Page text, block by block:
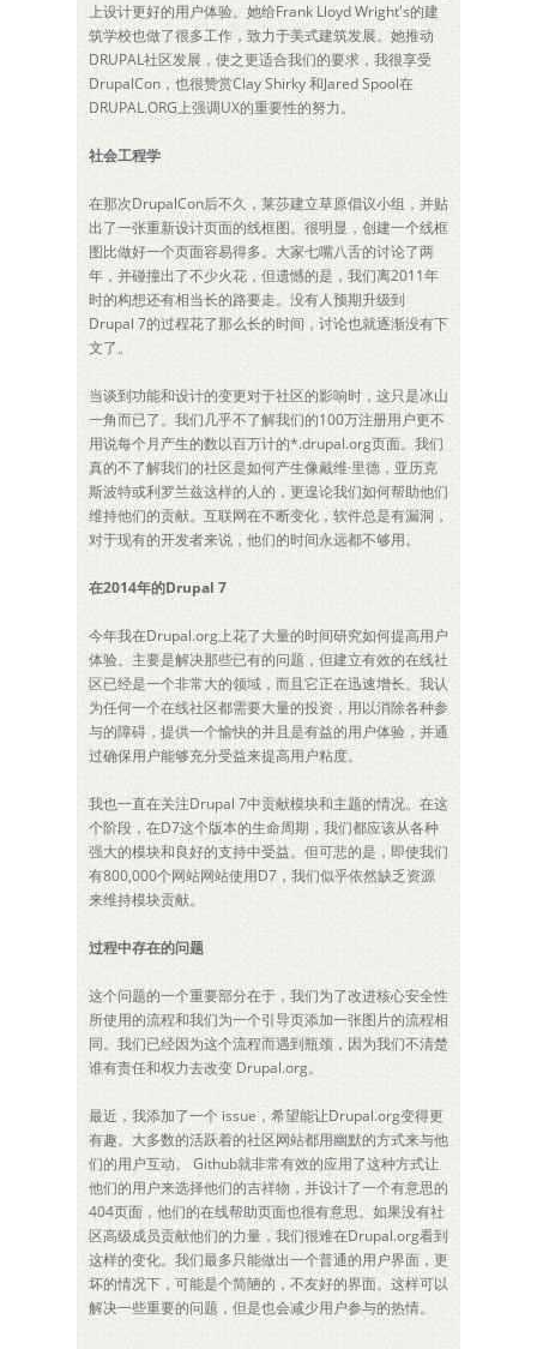
上设计更好的用户体验。她给Frank Lloyd Wright's的建
筑学校也做了很多工作，致力于美式建筑发展。她推动
DRUPAL社区发展，使之更适合我们的要求，我很享受
DrupalCon，也很赞赏Clay Shirky 和Jared Spool在
DRUPAL.ORG上强调UX的重要性的努力。
社会工程学
在那次DrupalCon后不久，莱莎建立草原倡议小组，并贴
出了一张重新设计页面的线框图。很明显，创建一个线框
图比做好一个页面容易得多。大家七嘴八舌的讨论了两
年，并碰撞出了不少火花，但遗憾的是，我们离2011年
时的构想还有相当长的路要走。没有人预期升级到
Drupal 7的过程花了那么长的时间，讨论也就逐渐没有下
文了。
当谈到功能和设计的变更对于社区的影响时，这只是冰山
一角而已了。我们几乎不了解我们的100万注册用户更不
用说每个月产生的数以百万计的*.drupal.org页面。我们
真的不了解我们的社区是如何产生像戴维·里德，亚历克
斯波特或利罗兰兹这样的人的，更遑论我们如何帮助他们
维持他们的贡献。互联网在不断变化，软件总是有漏洞，
对于现有的开发者来说，他们的时间永远都不够用。
在2014年的Drupal 7
今年我在Drupal.org上花了大量的时间研究如何提高用户
体验。主要是解决那些已有的问题，但建立有效的在线社
区已经是一个非常大的领域，而且它正在迅速增长。我认
为任何一个在线社区都需要大量的投资，用以消除各种参
与的障碍，提供一个愉快的并且是有益的用户体验，并通
过确保用户能够充分受益来提高用户粘度。
我也一直在关注Drupal 7中贡献模块和主题的情况。在这
个阶段，在D7这个版本的生命周期，我们都应该从各种
强大的模块和良好的支持中受益。但可悲的是，即使我们
有800,000个网站网站使用D7，我们似乎依然缺乏资源
来维持模块贡献。
过程中存在的问题
这个问题的一个重要部分在于，我们为了改进核心安全性
所使用的流程和我们为一个引导页添加一张图片的流程相
同。我们已经因为这个流程而遇到瓶颈，因为我们不清楚
谁有责任和权力去改变 Drupal.org。
最近，我添加了一个 issue，希望能让Drupal.org变得更
有趣。大多数的活跃着的社区网站都用幽默的方式来与他
们的用户互动。 Github就非常有效的应用了这种方式让
他们的用户来选择他们的吉祥物，并设计了一个有意思的
404页面，他们的在线帮助页面也很有意思。如果没有社
区高级成员贡献他们的力量，我们很难在Drupal.org看到
这样的变化。我们最多只能做出一个普通的用户界面，更
坏的情况下，可能是个简陋的，不友好的界面。这样可以
解决一些重要的问题，但是也会减少用户参与的热情。